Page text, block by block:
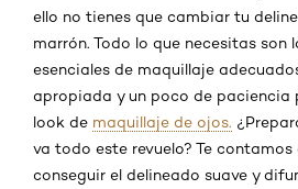
ello no tienes que cambiar tu
marrón. Todo lo que necesitas son
esenciales de maquillaje
apropiada y un poco de paciencia
look de maquillaje de ojos.
va todo este revuelo? Te
conseguir el delineado suave y